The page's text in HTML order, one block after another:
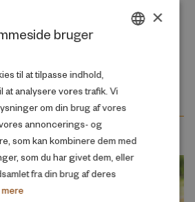
gendered nature of
preconditions for
×
bruger
til at tilpasse indhold,
at analysere vores trafik. Vi
om din brug af vores
annoncerings- og
som kan kombinere dem med
som du har givet dem, eller
fra din brug af deres